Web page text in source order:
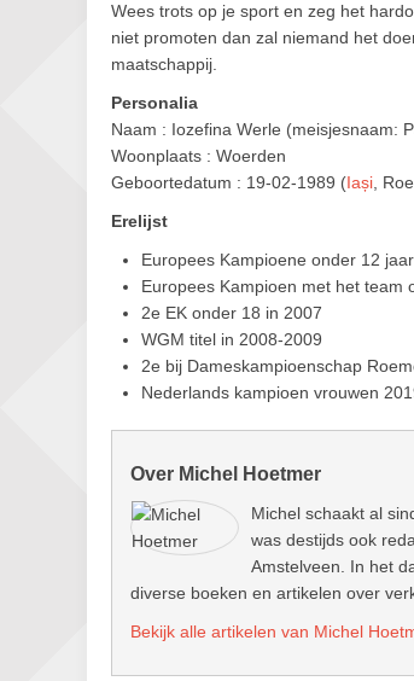
Wees trots op je sport en zeg het
niet promoten dan zal niemand het
maatschappij.
Personalia
Naam : Iozefina Werle (meisjesnaam:
Woonplaats : Woerden
Geboortedatum : 19-02-1989 (Iași ,
Erelijst
Europees Kampioene onder 12
Europees Kampioen met het team
2e EK onder 18 in 2007
WGM titel in 2008-2009
2e bij Dameskampioenschap
Nederlands kampioen vrouwen
Over Michel Hoetmer
Michel schaakt al
was destijds ook
Amstelveen. In het
diverse boeken en artikelen over
Bekijk alle artikelen van Michel